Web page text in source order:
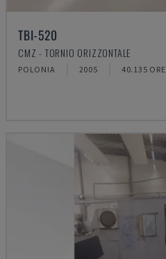
TBI-520
CMZ - TORNIO ORIZZONTALE
POLONIA 2005 40.135 ORE